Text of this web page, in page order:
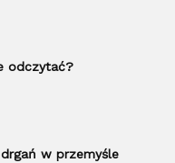
odczytać?
drgań w przemyśle